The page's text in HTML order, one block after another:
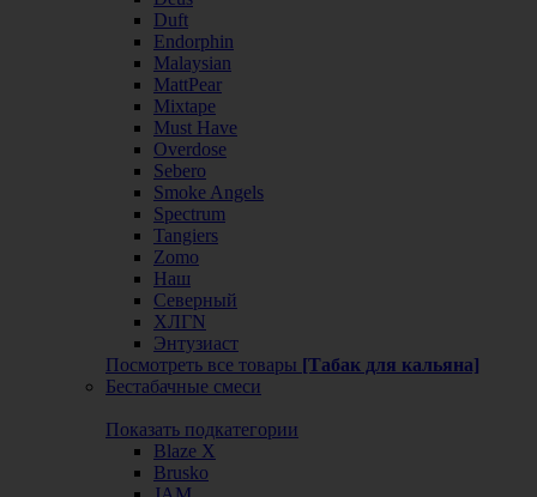
Duft
Endorphin
Malaysian
MattPear
Mixtape
Must Have
Overdose
Sebero
Smoke Angels
Spectrum
Tangiers
Zomo
Наш
Северный
ХЛГN
Энтузиаст
Посмотреть все товары [Табак для кальяна]
Бестабачные смеси
Показать подкатегории
Blaze X
Brusko